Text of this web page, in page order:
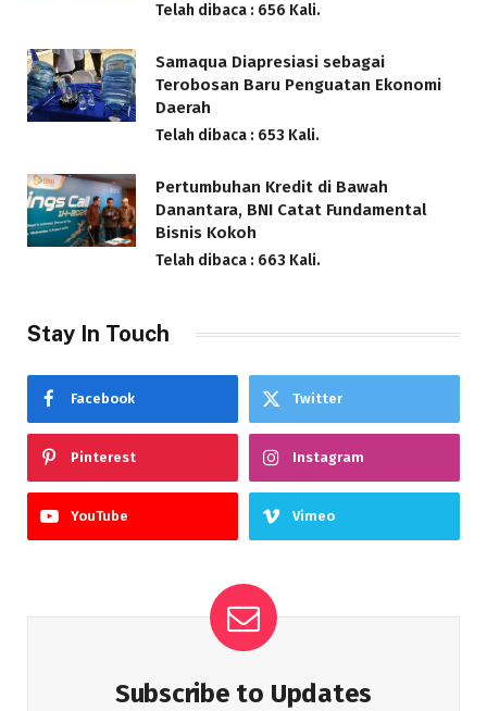
Telah dibaca : 656 Kali.
Samaqua Diapresiasi sebagai
Terobosan Baru Penguatan Ekonomi
Daerah
Telah dibaca : 653 Kali.
Pertumbuhan Kredit di Bawah
Danantara, BNI Catat Fundamental
Bisnis Kokoh
Telah dibaca : 663 Kali.
Stay In Touch
Facebook Twitter
Pinterest Instagram
YouTube Vimeo
Subscribe to Updates